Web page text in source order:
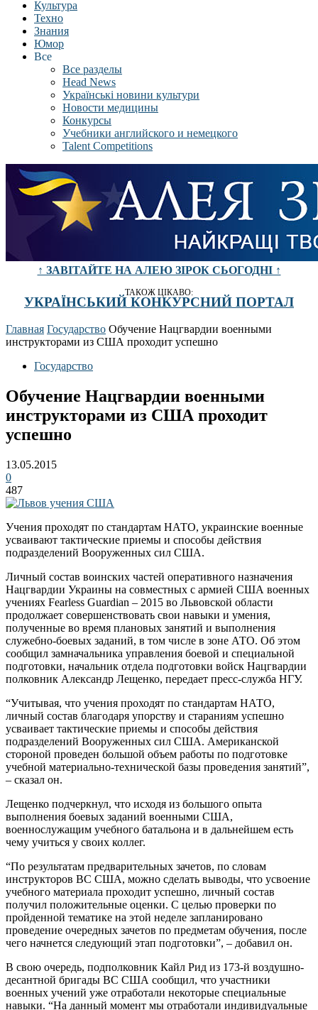
Культура
Техно
Знания
Юмор
Все
Все разделы
Head News
Українські новини культури
Новости медицины
Конкурсы
Учебники английского и немецкого
Talent Competitions
↑ ЗАВІТАЙТЕ НА АЛЕЮ ЗІРОК СЬОГОДНІ ↑
ТАКОЖ ЦІКАВО:
УКРАЇНСЬКИЙ КОНКУРСНИЙ ПОРТАЛ
Главная Государство Обучение Нацгвардии военными
инструкторами из США проходит успешно
Государство
Обучение Нацгвардии военными
инструкторами из США проходит
успешно
13.05.2015
0
487
Учения проходят по стандартам НАТО, украинские военные
усваивают тактические приемы и способы действия
подразделений Вооруженных сил США.
Личный состав воинских частей оперативного назначения
Нацгвардии Украины на совместных с армией США военных
учениях Fearless Guardian – 2015 во Львовской области
продолжает совершенствовать свои навыки и умения,
полученные во время плановых занятий и выполнения
служебно-боевых заданий, в том числе в зоне АТО. Об этом
сообщил замначальника управления боевой и специальной
подготовки, начальник отдела подготовки войск Нацгвардии
полковник Александр Лещенко, передает пресс-служба НГУ.
“Учитывая, что учения проходят по стандартам НАТО,
личный состав благодаря упорству и стараниям успешно
усваивает тактические приемы и способы действия
подразделений Вооруженных сил США. Американской
стороной проведен большой объем работы по подготовке
учебной материально-технической базы проведения занятий”,
– сказал он.
Лещенко подчеркнул, что исходя из большого опыта
выполнения боевых заданий военными США,
военнослужащим учебного батальона и в дальнейшем есть
чему учиться у своих коллег.
“По результатам предварительных зачетов, по словам
инструкторов ВС США, можно сделать выводы, что усвоение
учебного материала проходит успешно, личный состав
получил положительные оценки. С целью проверки по
пройденной тематике на этой неделе запланировано
проведение очередных зачетов по предметам обучения, после
чего начнется следующий этап подготовки”, – добавил он.
В свою очередь, подполковник Кайл Рид из 173-й воздушно-
десантной бригады ВС США сообщил, что участники
военных учений уже отработали некоторые специальные
навыки. “На данный момент мы отработали индивидуальные